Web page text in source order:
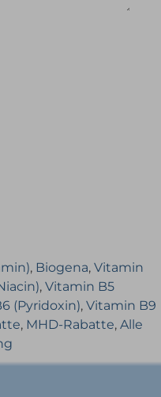
, Biogena, Vitamin
, Vitamin B5
(Pyridoxin), Vitamin B9
, MHD-Rabatte, Alle